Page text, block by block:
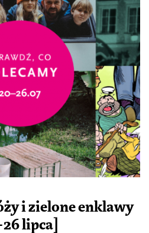
i zielone enklawy
lipca]